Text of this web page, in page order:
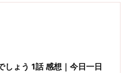
しょう 1話 感想｜今日一日